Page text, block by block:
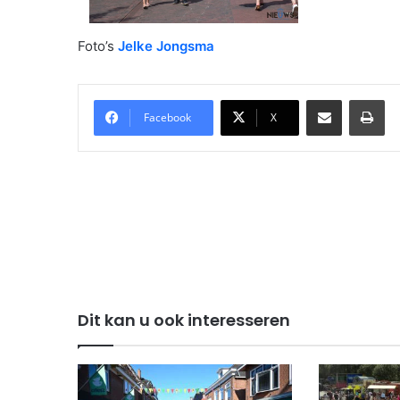
Foto’s Jelke Jongsma
Facebook X
Delen via Email
Dit kan u ook interesseren